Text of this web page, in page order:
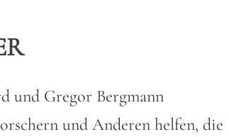
und Gregor Bergmann
und Anderen helfen, die